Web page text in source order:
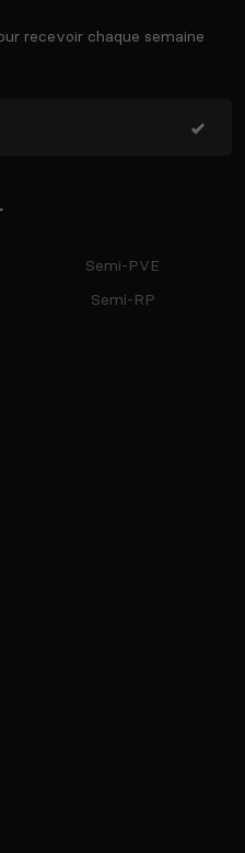
recevoir chaque semaine
Semi-PVE
Semi-RP